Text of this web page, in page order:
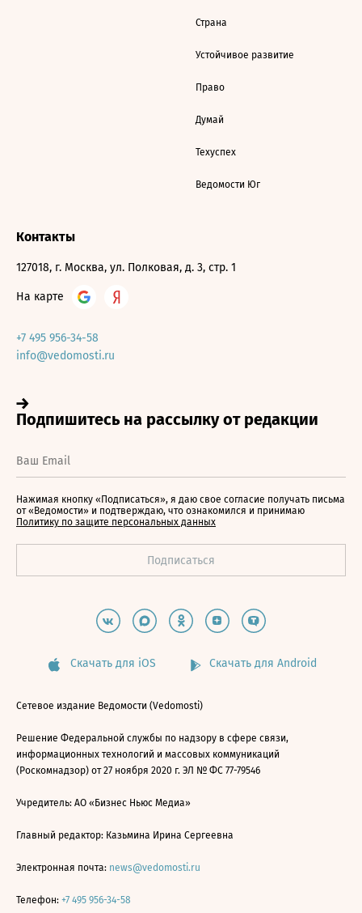
Страна
Устойчивое развитие
Право
Думай
Техуспех
Ведомости Юг
Контакты
127018, г. Москва, ул. Полковая, д. 3, стр. 1
На карте
+7 495 956-34-58
info@vedomosti.ru
Нажимая кнопку «Подписаться», я даю свое согласие получать письма
от «Ведомости» и подтверждаю, что ознакомился и принимаю
Политику по защите персональных данных
Скачать для iOS Скачать для Android
Сетевое издание Ведомости (Vedomosti)
Решение Федеральной службы по надзору в сфере связи,
информационных технологий и массовых коммуникаций
(Роскомнадзор) от 27 ноября 2020 г. ЭЛ № ФС 77-79546
Учредитель: АО «Бизнес Ньюс Медиа»
Главный редактор: Казьмина Ирина Сергеевна
Электронная почта: news@vedomosti.ru
Телефон: +7 495 956-34-58